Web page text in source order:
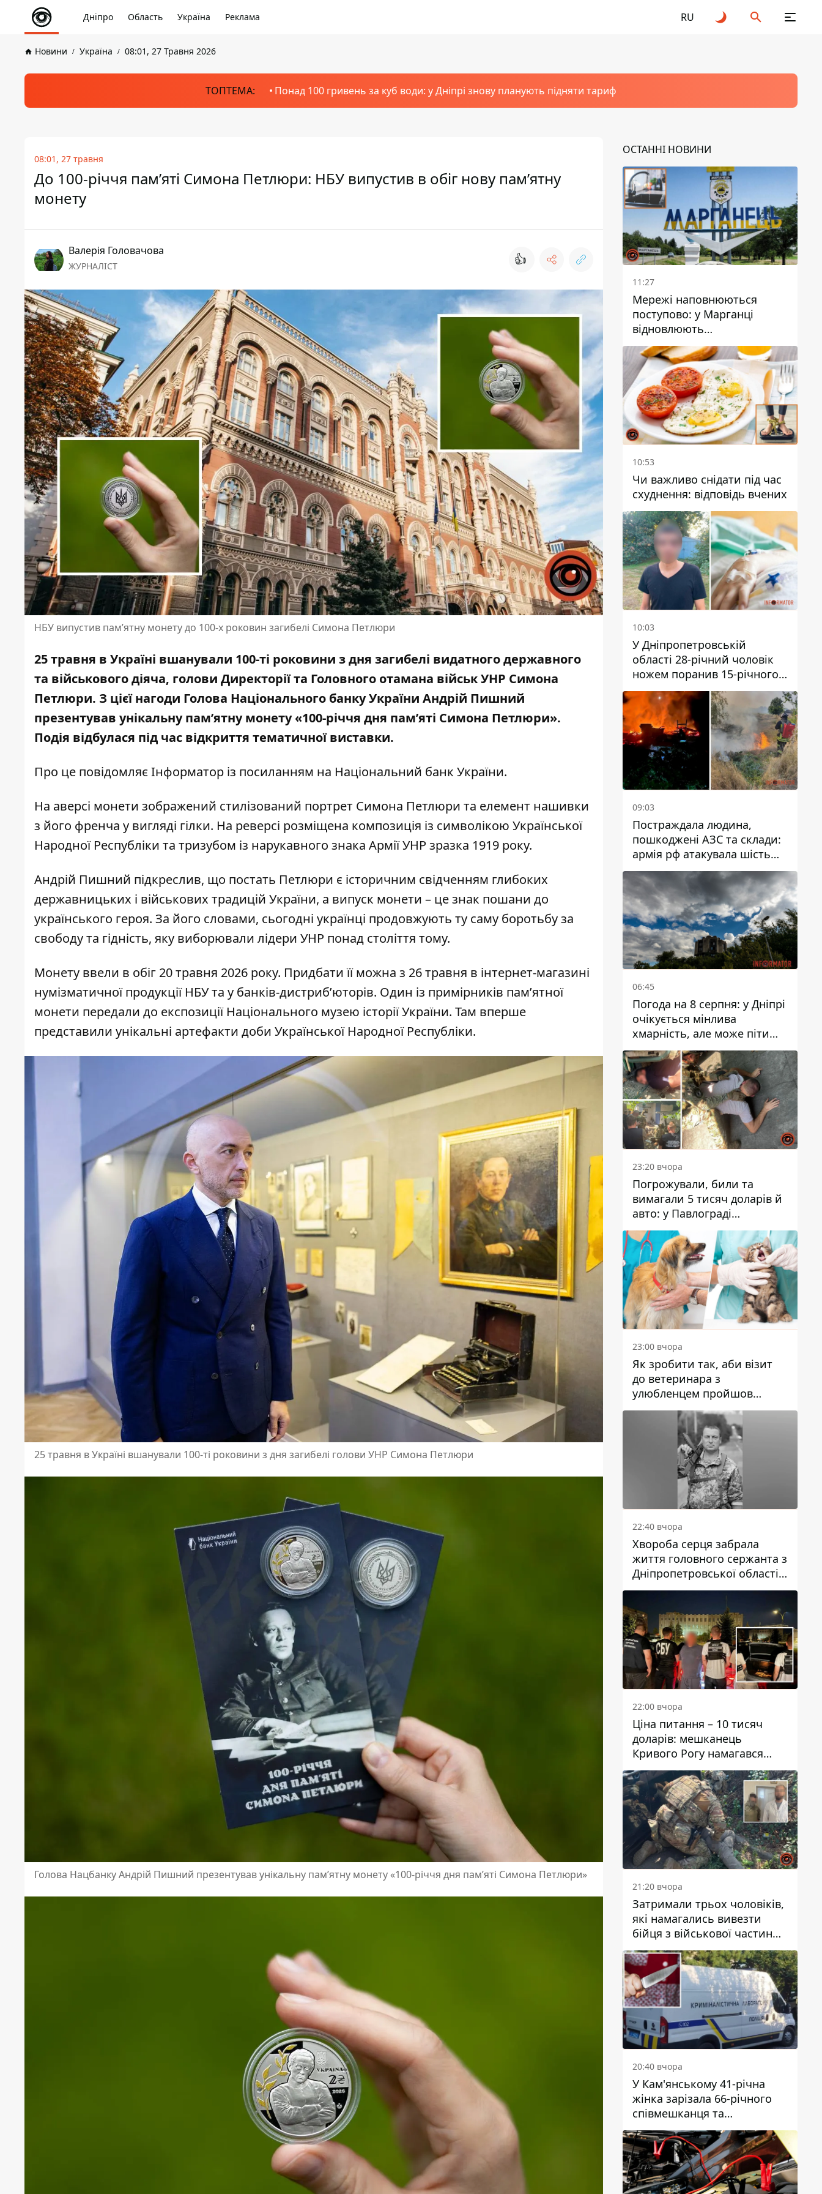
Дніпро Область Україна Реклама RU
Новини Україна 08:01, 27 Травня 2026
ТОПТЕМА: Понад 100 гривень за куб води: у Дніпрі знову планують підняти тариф
08:01, 27 травня
До 100-річчя пам’яті Симона Петлюри: НБУ випустив в обіг нову пам’ятну
монету
Валерія Головачова
ЖУРНАЛІСТ 👍
НБУ випустив пам’ятну монету до 100-х роковин загибелі Симона Петлюри
25 травня в Україні вшанували 100-ті роковини з дня загибелі видатного державного
та військового діяча, голови Директорії та Головного отамана військ УНР Симона
Петлюри. З цієї нагоди Голова Національного банку України Андрій Пишний
презентував унікальну пам’ятну монету «100-річчя дня пам’яті Симона Петлюри».
Подія відбулася під час відкриття тематичної виставки.
Про це повідомляє Інформатор із посиланням на Національний банк України.
На аверсі монети зображений стилізований портрет Симона Петлюри та елемент нашивки
з його френча у вигляді гілки. На реверсі розміщена композиція із символікою Української
Народної Республіки та тризубом із нарукавного знака Армії УНР зразка 1919 року.
Андрій Пишний підкреслив, що постать Петлюри є історичним свідченням глибоких
державницьких і військових традицій України, а випуск монети – це знак пошани до
українського героя. За його словами, сьогодні українці продовжують ту саму боротьбу за
свободу та гідність, яку виборювали лідери УНР понад століття тому.
Монету ввели в обіг 20 травня 2026 року. Придбати її можна з 26 травня в інтернет-магазині
нумізматичної продукції НБУ та у банків-дистриб’юторів. Один із примірників пам’ятної
монети передали до експозиції Національного музею історії України. Там вперше
представили унікальні артефакти доби Української Народної Республіки.
25 травня в Україні вшанували 100-ті роковини з дня загибелі голови УНР Симона Петлюри
Голова Нацбанку Андрій Пишний презентував унікальну пам’ятну монету «100-річчя дня пам’яті Симона Петлюри»
ОСТАННІ НОВИНИ
11:27
Мережі наповнюються
поступово: у Марганці
відновлюють
водопостачання
10:53
Чи важливо снідати під час
схуднення: відповідь вчених
10:03
У Дніпропетровській
області 28-річний чоловік
ножем поранив 15-річного
хлопця
09:03
Постраждала людина,
пошкоджені АЗС та склади:
армія рф атакувала шість
районів Дніпропетровської
області
06:45
Погода на 8 серпня: у Дніпрі
очікується мінлива
хмарність, але може піти
дощ
23:20 вчора
Погрожували, били та
вимагали 5 тисяч доларів й
авто: у Павлограді
затримали двох чоловіків
23:00 вчора
Як зробити так, аби візит
до ветеринара з
улюбленцем пройшов
спокійно: прості поради
22:40 вчора
Хвороба серця забрала
життя головного сержанта з
Дніпропетровської області
Юрія Свистуна
22:00 вчора
Ціна питання – 10 тисяч
доларів: мешканець
Кривого Рогу намагався
переправити чоловіка до
Словаччини
21:20 вчора
Затримали трьох чоловіків,
які намагались вивезти
бійця з військової частини
до Дніпра за 7 тисяч
доларів: серед них був лікар
20:40 вчора
У Кам'янському 41-річна
жінка зарізала 66-річного
співмешканця та
намагалась обманути
поліцейських